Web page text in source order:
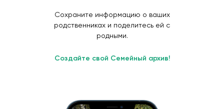
Сохраните информацию о ваших
родственниках и поделитесь ей с
родными.
Создайте свой Семейный архив!